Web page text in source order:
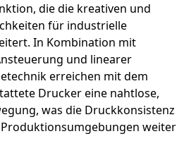
die die kreativen und
für industrielle
In Kombination mit
und linearer
erreichen mit dem
Drucker eine nahtlose,
was die Druckkonsistenz
weiter